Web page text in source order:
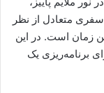
متعادل از نظر
زمان است. در این
برنامه‌ریزی یک